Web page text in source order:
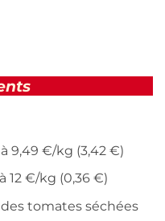
9,49 €/kg (3,42 €)
12 €/kg (0,36 €)
tomates séchées